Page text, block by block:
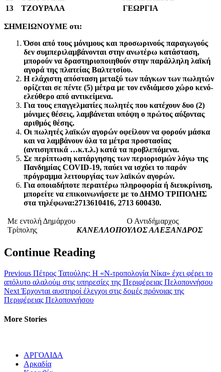
13
ΤΖΟΥΡΑΛΑ ΓΕΩΡΓΙΑ
ΣΗΜΕΙΩΝΟΥΜΕ οτι:
Όσοι από τους μόνιμους και προσωρινούς παραγωγούς
δεν συμπεριλαμβάνονται στην ανωτέρω κατάσταση,
μπορούν να δραστηριοποιηθούν στην παράλληλη λαϊκή
αγορά της πλατείας Βαλτετσίου.
Ηελάχιστη απόσταση μεταξύ των πάγκων των πωλητών
ορίζεται σε πέντε (5) μέτρα με τον ενδιάμεσο χώρο κενό-
ελεύθερο από αντικείμενα.
Για τους επαγγελματίες πωλητές που κατέχουν δυο (2)
μόνιμες θέσεις, λαμβάνεται υπόψη ο πρώτος αύξοντας
αριθμός θέσης.
Οι πωλητές λαϊκών αγορών οφείλουν να φορούν μάσκα
και να λαμβάνουν όλα τα μέτρα προστασίας
(αντισηπτικά …κ.τ.λ.) κατά τα προβλεπόμενα.
Σε περίπτωση κατάργησης των περιορισμών λόγω της
Πανδημίας COVID-19, παύει να ισχύει το παρόν
πρόγραμμα λειτουργίας των λαϊκών αγορών.
Για οποιαδήποτε περαιτέρω πληροφορία ή διευκρίνιση,
μπορείτε να επικοινωνήσετε με το ΔΗΜΟ ΤΡΙΠΟΛΗΣ
στα τηλέφωνα:2713610416, 2713 600430.
Με εντολή Δημάρχου Ο Αντιδήμαρχος
Τρίπολης ΚΑΝΕΛΛΟΠΟΥΛΟΣ ΑΛΕΞΑΝΔΡΟΣ
Continue Reading
Previous Πέτρος Τατούλης: Η «Ν-τροπολογία Νίκα» έχει φέρει το
απόλυτο αλαλούμ στις υπηρεσίες της Περιφέρειας Πελοποννήσου
NextΈρχονται αυστηροί έλεγχοι στις δομές πρόνοιας της
Περιφέρειας Πελοποννήσου
More Stories
ΑΡΓΟΛΙΔΑ
Αρκαδία